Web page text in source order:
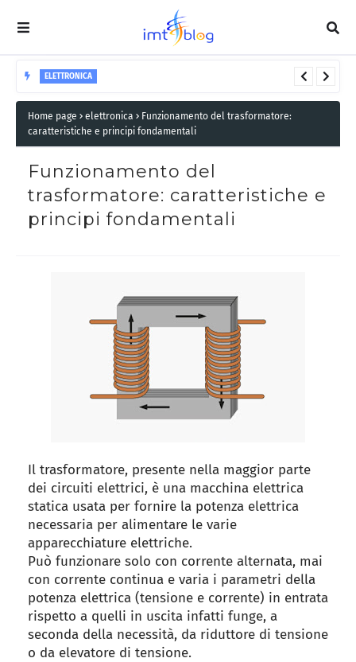
ELETTRONICA
nell’elettronica
Home page elettronica
Funzionamento del trasformatore:
caratteristiche e principi fondamentali
Funzionamento del
trasformatore: caratteristiche e
principi fondamentali
Il trasformatore, presente nella maggior parte
dei circuiti elettrici, è una macchina elettrica
statica usata per fornire la potenza elettrica
necessaria per alimentare le varie
apparecchiature elettriche.
Può funzionare solo con corrente alternata, mai
con corrente continua e varia i parametri della
potenza elettrica (tensione e corrente) in entrata
rispetto a quelli in uscita infatti funge, a
seconda della necessità, da riduttore di tensione
o da elevatore di tensione.